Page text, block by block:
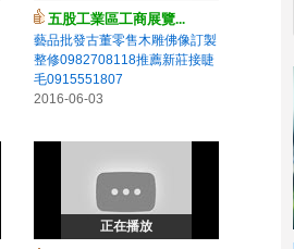
五股工業區工商展覽...
藝品批發古董零售木雕佛像訂製
整修0982708118推薦新莊接睫
毛0915551807
2016-06-03
正在播放